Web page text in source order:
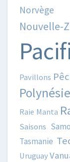
Norvège
Nouvelle-
Pavillons
Polynésie
Raie Manta
Saisons
Tasmanie
Uruguay